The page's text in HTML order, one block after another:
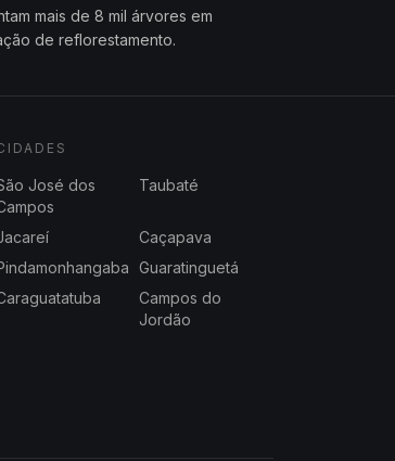
mais de 8 mil árvores em
de reflorestamento.
José dos
Taubaté
Caçapava
Guaratinguetá
Campos do
Jordão